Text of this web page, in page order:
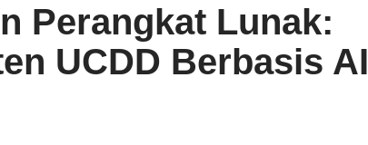
Perangkat Lunak:
UCDD Berbasis AI